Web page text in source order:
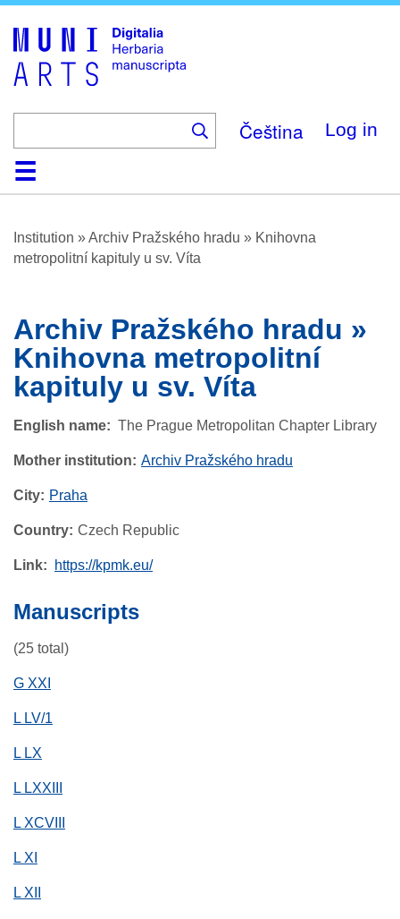
Čeština Log in
HomeBrowse
About
HelpContactDigitalia
Institution »Archiv Pražského hradu » Knihovna
metropolitní kapituly u sv. Víta
Archiv Pražského hradu »
Knihovna metropolitní
kapituly u sv. Víta
English name The Prague Metropolitan Chapter Library
Mother institution Archiv Pražského hradu
City Praha
Country Czech Republic
Link https://kpmk.eu/
Manuscripts
(25 total)
G XXI
L LV/1
L LX
L LXXIII
L XCVIII
L XI
L XII